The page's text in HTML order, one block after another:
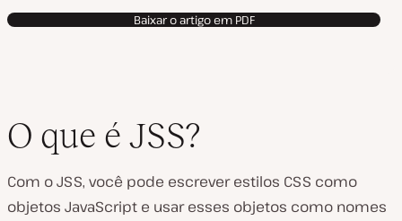
Baixar o artigo em PDF
O que é JSS?
Com o JSS, você pode escrever estilos CSS como
objetos JavaScript e usar esses objetos como nomes